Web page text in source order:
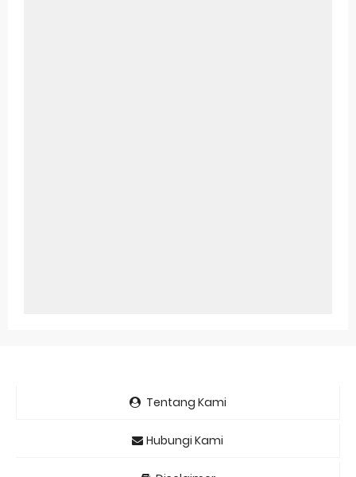
Tentang Kami
Hubungi Kami